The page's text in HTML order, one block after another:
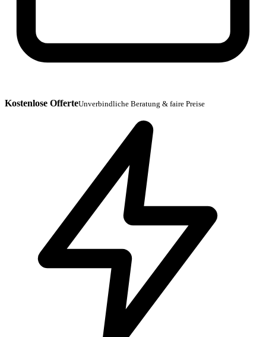
Kostenlose OfferteUnverbindliche Beratung & faire Preise